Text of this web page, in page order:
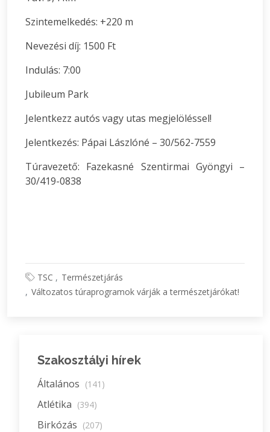
Szintemelkedés: +220 m
Nevezési díj: 1500 Ft
Indulás: 7:00
Jubileum Park
Jelentkezz autós vagy utas megjelöléssel!
Jelentkezés: Pápai Lászlóné – 30/562-7559
Túravezető: Fazekasné Szentirmai Gyöngyi –
30/419-0838
TSC
Természetjárás
Változatos túraprogramok várják a természetjárókat!
Szakosztályi hírek
Általános (141)
Atlétika (394)
Birkózás (207)